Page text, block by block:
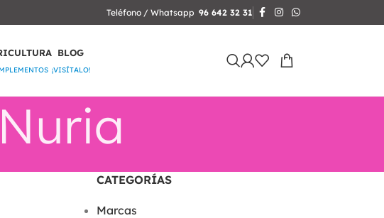
Teléfono / Whatsapp 96 642 32 31
BLOG
¡VISÍTALO!
Nuria
CATEGORÍAS
Marcas